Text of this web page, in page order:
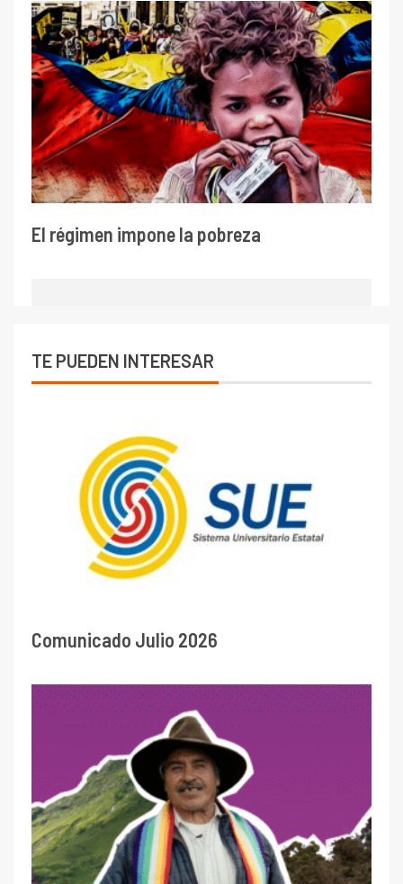
El régimen impone la pobreza
TE PUEDEN INTERESAR
Comunicado Julio 2026